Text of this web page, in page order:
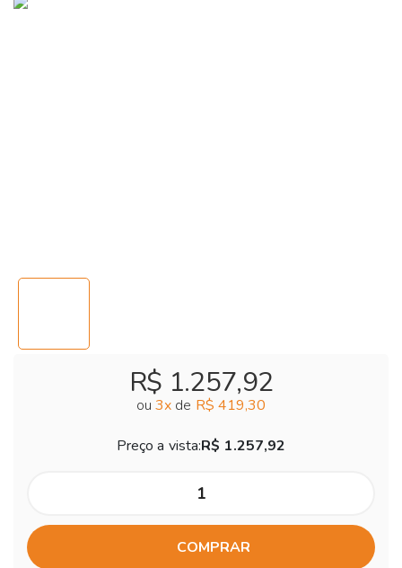
R$ 1.257,92
ou 3x de R$ 419,30
Preço a vista:R$ 1.257,92
COMPRAR